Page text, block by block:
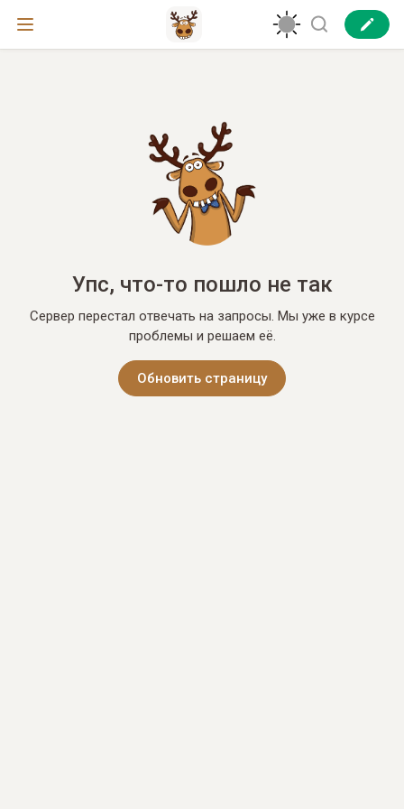
Упс, что-то пошло не так
Сервер перестал отвечать на запросы. Мы уже в курсе
проблемы и решаем её.
Обновить страницу